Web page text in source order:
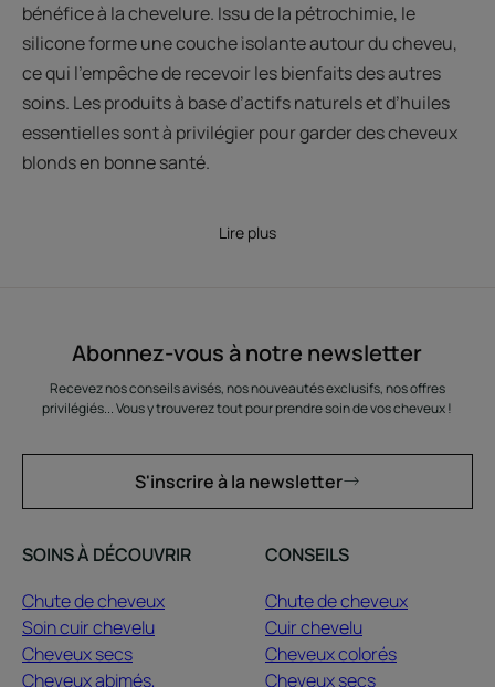
bénéfice à la chevelure. Issu de la pétrochimie, le
silicone forme une couche isolante autour du cheveu,
ce qui l’empêche de recevoir les bienfaits des autres
soins. Les produits à base d’actifs naturels et d’huiles
essentielles sont à privilégier pour garder des cheveux
blonds en bonne santé.
Lire plus
Abonnez-vous à notre newsletter
Recevez nos conseils avisés, nos nouveautés exclusifs, nos offres
privilégiés... Vous y trouverez tout pour prendre soin de vos cheveux !
S'inscrire à la newsletter
SOINS À DÉCOUVRIR
Chute de cheveux
Soin cuir chevelu
Cheveux secs
Cheveux abimés,
CONSEILS
Chute de cheveux
Cuir chevelu
Cheveux colorés
Cheveux secs